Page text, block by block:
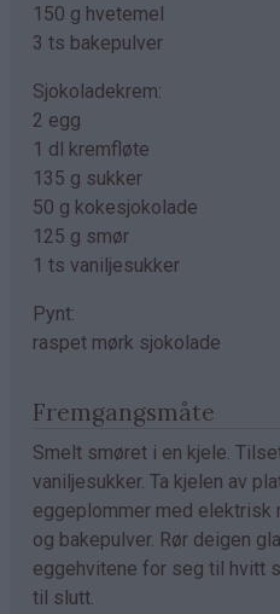
150 g hvetemel
3 ts bakepulver
Sjokoladekrem:
2 egg
1 dl kremfløte
135 g sukker
50 g kokesjokolade
125 g smør
1 ts vaniljesukker
Pynt:
raspet mørk sjokolade
Fremgangsmåte
Smelt smøret i en kjele.
vaniljesukker. Ta kjelen av
eggeplommer med elektrisk
og bakepulver. Rør deigen
eggehvitene for seg til hvitt
til slutt.